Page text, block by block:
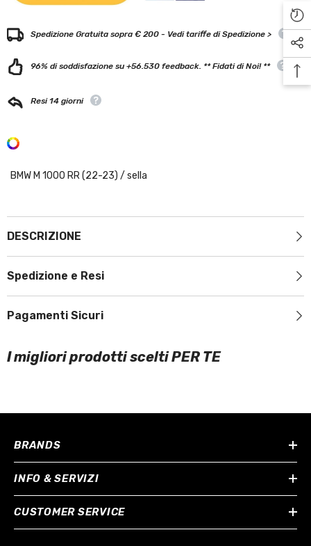
Spedizione Gratuita sopra € 200 - Vedi tariffe di Spedizione >
96% di soddisfazione su +56.530 feedback. ** Fidati di Noi! **
Resi 14 giorni
BMW M 1000 RR (22-23) / sella
DESCRIZIONE
Spedizione e Resi
Pagamenti Sicuri
I migliori prodotti scelti PER TE
BRANDS
INFO & SERVIZI
CUSTOMER SERVICE